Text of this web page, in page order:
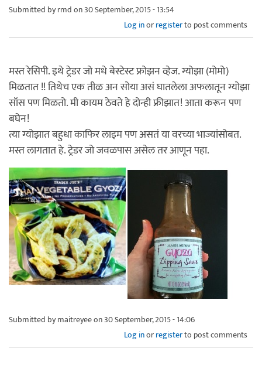
Submitted byrmdon 30 September, 2015 - 13:54
Log inorregisterto post comments
मस्त रेसिपी. इथे ट्रेडर जो मधे बेस्टेस्ट फ्रोझन व्हेज. ग्योझा (मोमो)
मिळतात !! तिथेच एक तीळ अन सोया असं घातलेला अफलातून ग्योझा
सॉस पण मिळतो. मी कायम ठेवते हे दोन्ही फ्रीझात! आता करून पण
बघेन!
त्या ग्योझात बहुधा काफिर लाइम पण असतं या वरच्या भाज्यांसोबत.
मस्त लागतात हे. ट्रेडर जो जवळपास असेल तर आणून पहा.
Submitted bymaitreyeeon 30 September, 2015 - 14:06
Log inorregisterto post comments